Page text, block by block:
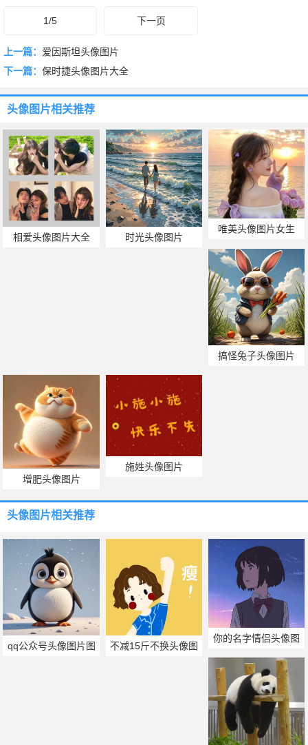
1/5 下一页
上一篇： 爱因斯坦头像图片
下一篇： 保时捷头像图片大全
头像图片相关推荐
相爱头像图片大全 时光头像图片
唯美头像图片女生
搞怪兔子头像图片
增肥头像图片
施姓头像图片
头像图片相关推荐
qq公众号头像图片图
不减15斤不换头像图
你的名字情侣头像图
片